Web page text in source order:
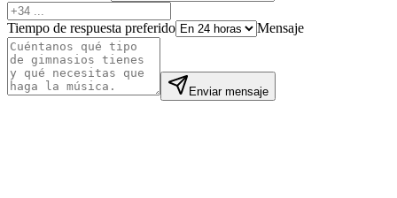
Tiempo de respuesta preferido Mensaje
Enviar mensaje